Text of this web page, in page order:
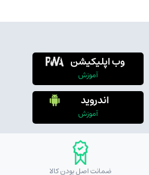
وب اپلیکیشن
آموزش
اندروید
آموزش
ضمانت اصل بودن کالا